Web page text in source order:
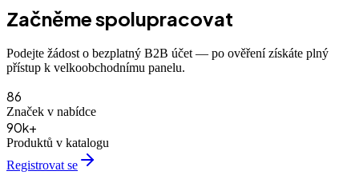
Začněme spolupracovat
Podejte žádost o bezplatný B2B účet — po ověření získáte plný
přístup k velkoobchodnímu panelu.
86
Značek v nabídce
90k+
Produktů v katalogu
Registrovat se